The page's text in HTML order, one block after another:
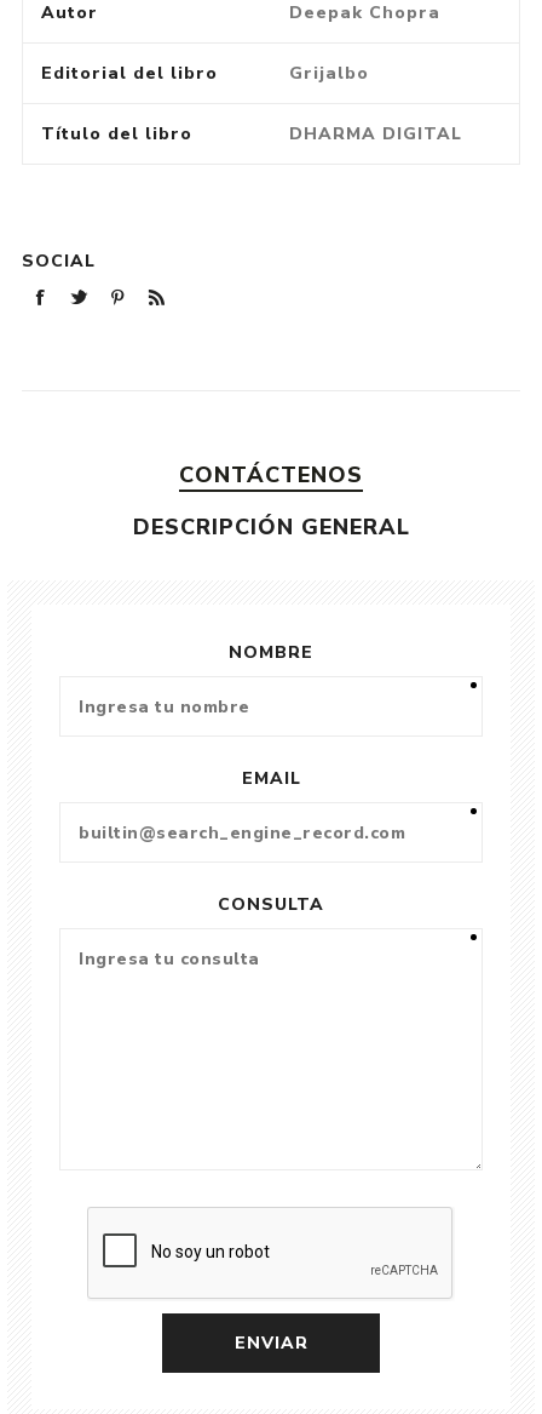
Autor Deepak Chopra
Editorial del libro Grijalbo
Título del libro DHARMA DIGITAL
SOCIAL
CONTÁCTENOS
DESCRIPCIÓN GENERAL
NOMBRE
EMAIL
CONSULTA